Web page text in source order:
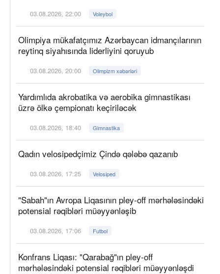
03.08.2026, 22:00 Voleybol
Olimpiya mükafatçımız Azərbaycan idmançılarının
reytinq siyahısında liderliyini qoruyub
03.08.2026, 20:00 Olimpizm xəbərləri
Yardımlıda akrobatika və aerobika gimnastikası
üzrə ölkə çempionatı keçiriləcək
03.08.2026, 18:40 Gimnastika
Qadın velosipedçimiz Çində qələbə qazanıb
03.08.2026, 17:25 Velosiped
"Sabah"ın Avropa Liqasının pley-off mərhələsindəki
potensial rəqibləri müəyyənləşib
03.08.2026, 17:06 Futbol
Konfrans Liqası: "Qarabağ"ın pley-off
mərhələsindəki potensial rəqibləri müəyyənləşdi